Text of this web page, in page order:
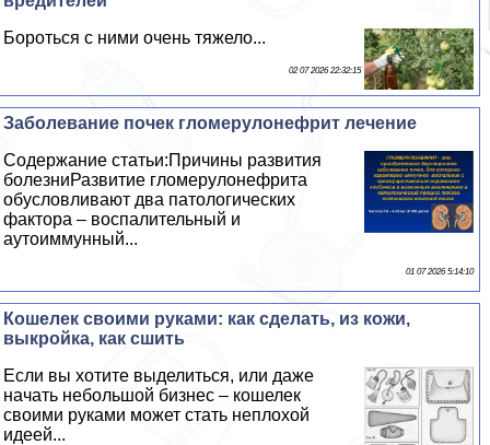
Бороться с ними очень тяжело...
02 07 2026 22:32:15
Заболевание почек гломерулонефрит лечение
Содержание статьи:Причины развития
болезниРазвитие гломерулонефрита
обусловливают два патологических
фактора – воспалительный и
аутоиммунный...
01 07 2026 5:14:10
Кошелек своими руками: как сделать, из кожи,
выкройка, как сшить
Если вы хотите выделиться, или даже
начать небольшой бизнес – кошелек
своими руками может стать неплохой
идеей...